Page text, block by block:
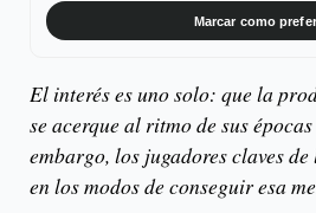
Marcar como
El interés es uno solo: que la
se acerque al ritmo de sus
embargo, los jugadores claves
en los modos de conseguir esa